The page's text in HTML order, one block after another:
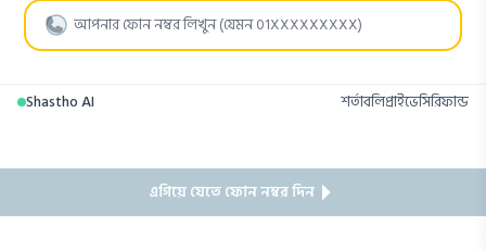
এগিয়ে যেতে ফোন নম্বর দিন
Shastho AI শর্তাবলিপ্রাইভেসিরিফান্ড